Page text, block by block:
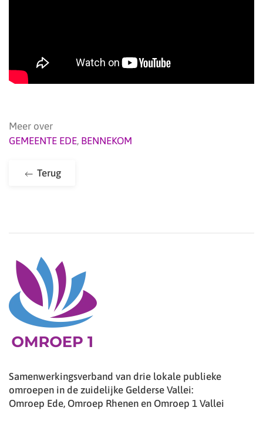
Meer over
GEMEENTE EDE, BENNEKOM
Terug
Samenwerkingsverband van drie lokale publieke
omroepen in de zuidelijke Gelderse Vallei:
Omroep Ede, Omroep Rhenen en Omroep 1 Vallei